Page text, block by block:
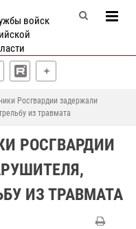
войск
Росгвардии задержали
из травмата
РОСГВАРДИИ
ИЗ ТРАВМАТА